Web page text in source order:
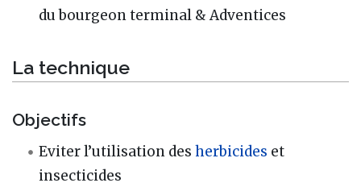
du bourgeon terminal & Adventices
La technique
Objectifs
Eviter l’utilisation desherbicides et
insecticides